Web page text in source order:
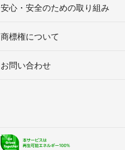
安心・安全のための取り組み
商標権について
お問い合わせ